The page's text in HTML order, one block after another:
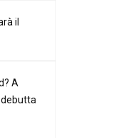
il
A